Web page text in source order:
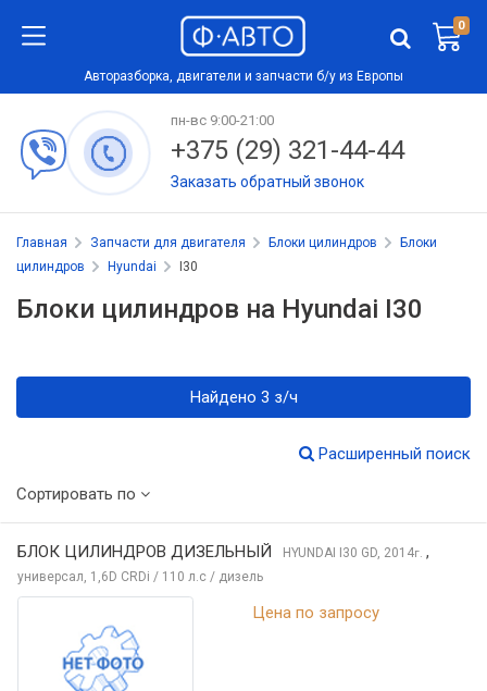
0
Авторазборка, двигатели и запчасти б/у из Европы
пн-вс 9:00-21:00
+375 (29) 321-44-44
Заказать обратный звонок
Главная Запчасти для двигателя Блоки цилиндров
Блоки
цилиндров
Hyundai I30
Блоки цилиндров на Hyundai I30
Найдено 3 з/ч
Расширенный поиск
Сортировать по
БЛОК ЦИЛИНДРОВ ДИЗЕЛЬНЫЙ HYUNDAI I30 GD, 2014г. ,
универсал, 1,6D CRDi / 110 л.с / дизель
Цена по запросу